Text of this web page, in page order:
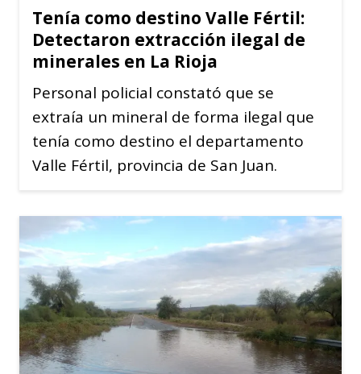
Tenía como destino Valle Fértil:
Detectaron extracción ilegal de
minerales en La Rioja
Personal policial constató que se
extraía un mineral de forma ilegal que
tenía como destino el departamento
Valle Fértil, provincia de San Juan.